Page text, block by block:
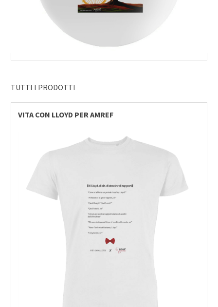
TUTTI I PRODOTTI
VITA CON LLOYD PER AMREF